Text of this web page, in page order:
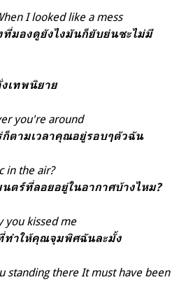
I looked like a mess
มองดูยังไงมันก็ยับย่นซะไม่มี
เทพนิยาย
you're around
ก็ตามเวลาคุณอยู่รอบๆตัวฉัน
in the air?
ตร์ที่ลอยอยู่ในอากาศบ้างไหม?
you kissed me
ทำให้คุณจุมพิศฉันละมั้ง
standing there It must have been